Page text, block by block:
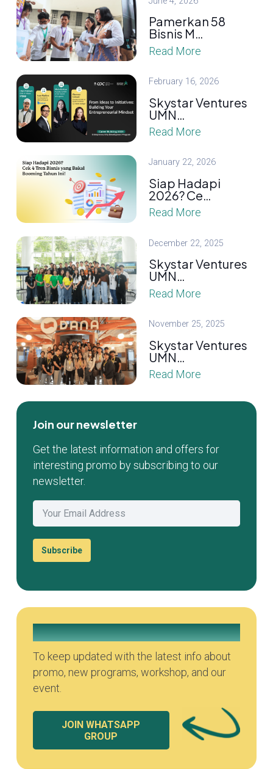
Pamerkan 58
Bisnis M…
Read More
February 16, 2026
Skystar Ventures
UMN…
Read More
January 22, 2026
Siap Hadapi
2026? Ce…
Read More
December 22, 2025
Skystar Ventures
UMN…
Read More
November 25, 2025
Skystar Ventures
UMN…
Read More
Join our newsletter
Get the latest information and offers for
interesting promo by subscribing to our
newsletter.
Subscribe
Join our Whatsapp Group
To keep updated with the latest info about
promo, new programs, workshop, and our
event.
JOIN WHATSAPP
GROUP